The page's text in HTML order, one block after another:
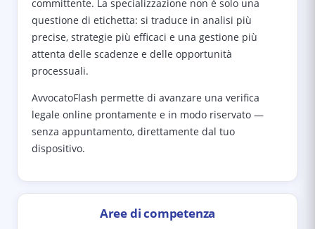
committente. La specializzazione non è solo una
questione di etichetta: si traduce in analisi più
precise, strategie più efficaci e una gestione più
attenta delle scadenze e delle opportunità
processuali.
AvvocatoFlash permette di avanzare una verifica
legale online prontamente e in modo riservato —
senza appuntamento, direttamente dal tuo
dispositivo.
Aree di competenza